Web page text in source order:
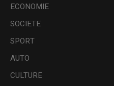
ECONOMIE
SOCIETE
SPORT
AUTO
CULTURE